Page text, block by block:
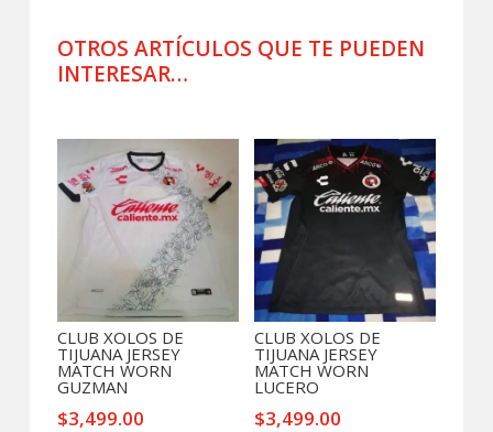
DE
VIAJE
OTROS ARTÍCULOS QUE TE PUEDEN
INTERESAR…
CLUB XOLOS DE
TIJUANA JERSEY
MATCH WORN
GUZMAN
$3,499.00
CLUB XOLOS DE
TIJUANA JERSEY
MATCH WORN
LUCERO
$3,499.00